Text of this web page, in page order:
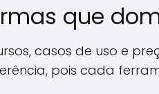
que
casos de uso e
pois cada